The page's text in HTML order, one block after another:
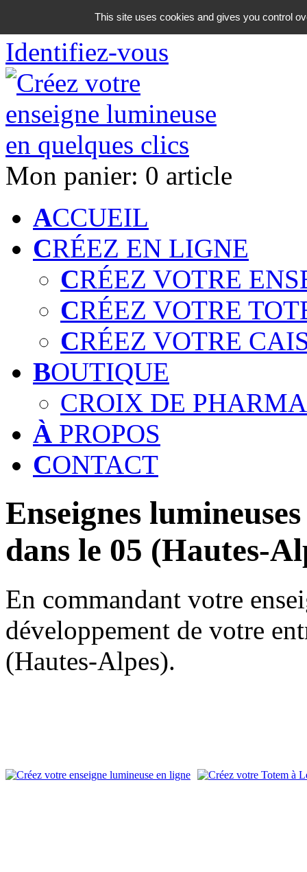
06 18 42 08 59
Identifiez-vous
Mon panier: 0 article
ACCUEIL
CRÉEZ EN LIGNE
CRÉEZ VOTRE
CRÉEZ VOTRE
CRÉEZ VOTRE
BOUTIQUE
CROIX DE
À PROPOS
CONTACT
Enseignes
dans le 05 (Hautes-
En commandant votre
développement de votre
(Hautes-Alpes).
This site uses cookies and gives you control